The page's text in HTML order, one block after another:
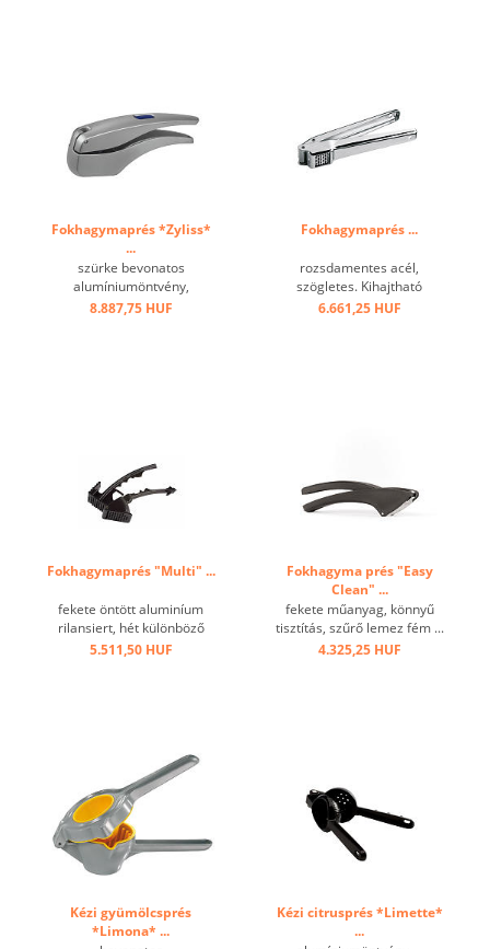
Fokhagymaprés *Zyliss*
...
szürke bevonatos
alumíniumöntvény,
tisztítófejjel ...
8.887,75 HUF
Fokhagymaprés ...
rozsdamentes acél,
szögletes. Kihajtható
perforált tárcsával a még
6.661,25 HUF
Fokhagymaprés "Multi" ...
fekete öntött aluminíum
rilansiert, hét különböző
funkció:fokhagyma prés, hal
5.511,50 HUF
Fokhagyma prés "Easy
Clean" ...
fekete műanyag, könnyű
tisztítás, szűrő lemez fém ...
4.325,25 HUF
Kézi gyümölcsprés
*Limona* ...
Kézi citrusprés *Limette*
...